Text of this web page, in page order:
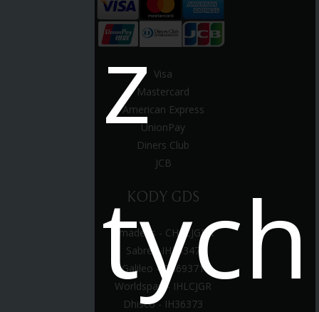
z
tych
Visa
Mastercard
American Express
UnionPay
Diners Club
JCB
KODY GDS
Amadeus - CHLCJGRA
Sabre - IH25347
Galileo - CH69371
Worldspan - IHLCJGR
Dhisco - IH36373